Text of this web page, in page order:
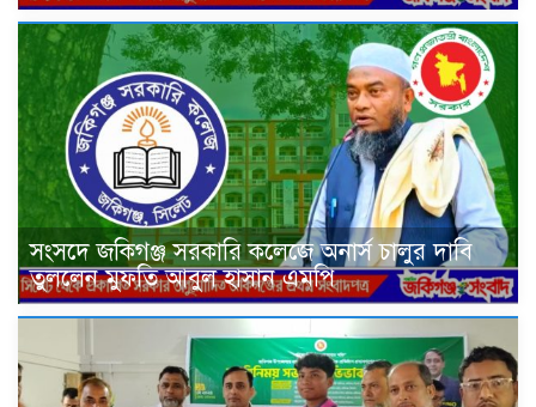
সংসদে জকিগঞ্জ সরকারি কলেজে অনার্স চালুর দাবি
তুললেন মুফতি আবুল হাসান এমপি